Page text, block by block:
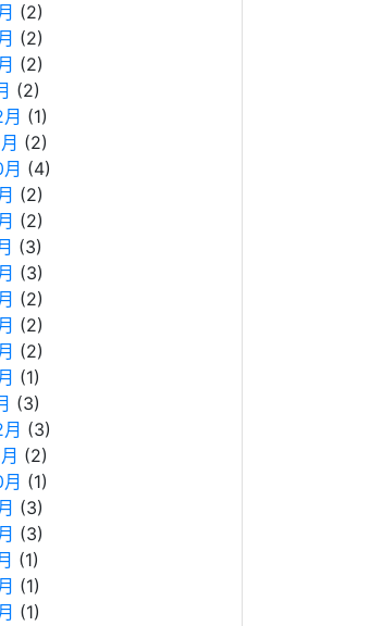
(2)
(2)
(2)
(2)
(1)
(2)
(4)
(2)
(2)
(3)
(3)
(2)
(2)
(2)
(1)
(3)
(3)
(2)
(1)
(3)
(3)
(1)
(1)
(1)